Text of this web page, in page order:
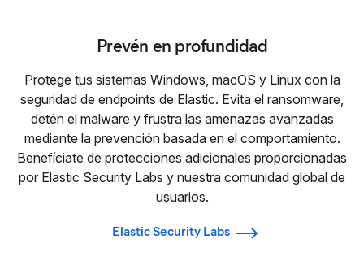
Prevén en profundidad
Protege tus sistemas Windows, macOS y Linux con la
seguridad de endpoints de Elastic. Evita el ransomware,
detén el malware y frustra las amenazas avanzadas
mediante la prevención basada en el comportamiento.
Benefíciate de protecciones adicionales proporcionadas
por Elastic Security Labs y nuestra comunidad global de
usuarios.
Elastic Security Labs